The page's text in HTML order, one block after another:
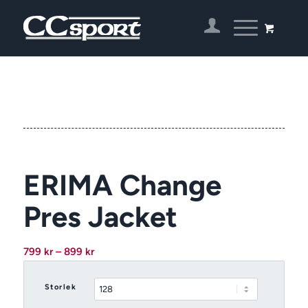
ERIMA Change
Pres Jacket
799 kr – 899 krPrisintervall:
till
899 kr
Storlek